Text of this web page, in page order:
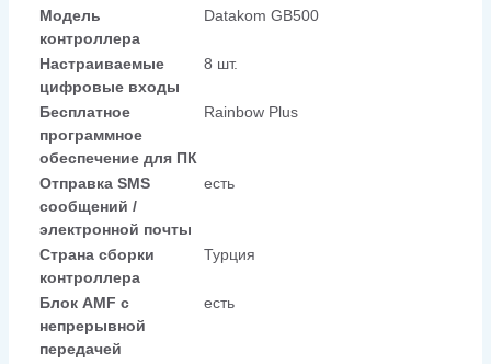
Модель
контроллера
Datakom GB500
Настраиваемые
цифровые входы
8 шт.
Бесплатное
программное
обеспечение для ПК
Rainbow Plus
Отправка SMS
сообщений /
электронной почты
есть
Страна сборки
контроллера
Турция
Блок AMF с
непрерывной
передачей
есть